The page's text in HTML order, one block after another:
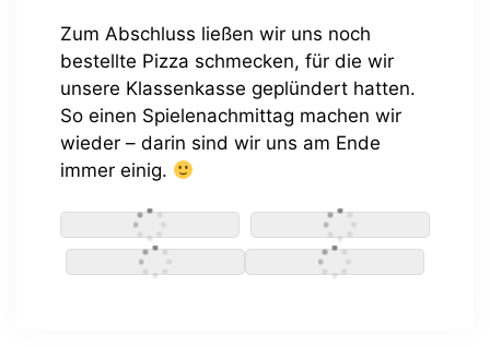
Zum Abschluss ließen wir uns noch
bestellte Pizza schmecken, für die wir
unsere Klassenkasse geplündert hatten.
So einen Spielenachmittag machen wir
wieder – darin sind wir uns am Ende
immer einig.